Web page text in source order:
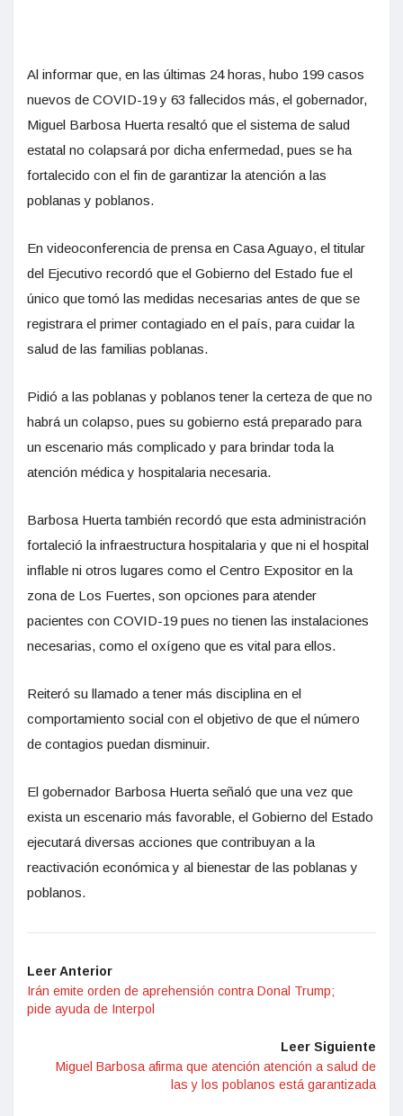
Al informar que, en las últimas 24 horas, hubo 199 casos
nuevos de COVID-19 y 63 fallecidos más, el gobernador,
Miguel Barbosa Huerta resaltó que el sistema de salud
estatal no colapsará por dicha enfermedad, pues se ha
fortalecido con el fin de garantizar la atención a las
poblanas y poblanos.
En videoconferencia de prensa en Casa Aguayo, el titular
del Ejecutivo recordó que el Gobierno del Estado fue el
único que tomó las medidas necesarias antes de que se
registrara el primer contagiado en el país, para cuidar la
salud de las familias poblanas.
Pidió a las poblanas y poblanos tener la certeza de que no
habrá un colapso, pues su gobierno está preparado para
un escenario más complicado y para brindar toda la
atención médica y hospitalaria necesaria.
Barbosa Huerta también recordó que esta administración
fortaleció la infraestructura hospitalaria y que ni el hospital
inflable ni otros lugares como el Centro Expositor en la
zona de Los Fuertes, son opciones para atender
pacientes con COVID-19 pues no tienen las instalaciones
necesarias, como el oxígeno que es vital para ellos.
Reiteró su llamado a tener más disciplina en el
comportamiento social con el objetivo de que el número
de contagios puedan disminuir.
El gobernador Barbosa Huerta señaló que una vez que
exista un escenario más favorable, el Gobierno del Estado
ejecutará diversas acciones que contribuyan a la
reactivación económica y al bienestar de las poblanas y
poblanos.
Leer Anterior
Irán emite orden de aprehensión contra Donal Trump;
pide ayuda de Interpol
Leer Siguiente
Miguel Barbosa afirma que atención atención a salud de
las y los poblanos está garantizada